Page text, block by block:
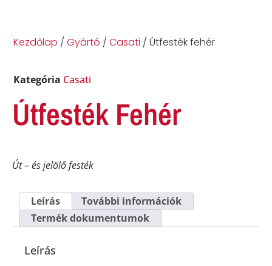
Kezdőlap /Gyártó /Casati / Útfesték fehér
Kategória Casati
Útfesték Fehér
Út – és jelölő festék
Leírás
További információk
Termék dokumentumok
Leírás